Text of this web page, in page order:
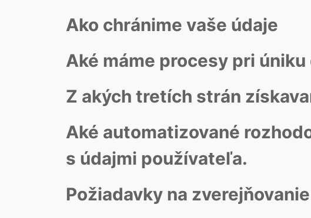
Ako chránime vaše údaje
Aké máme procesy pri úniku
Z akých tretích strán
Aké automatizované
s údajmi používateľa.
Požiadavky na